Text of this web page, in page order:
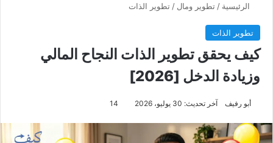
الرئيسية / تطوير ومال / تطوير الذات
تطوير الذات
كيف يحقق تطوير الذات النجاح المالي
وزيادة الدخل [2026]
أبو رفيف آخر تحديث: 30 يوليو، 2026 14